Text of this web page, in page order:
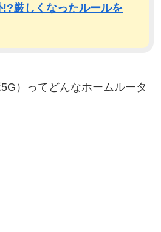
!?厳しくなったルールを
）ってどんなホームルータ